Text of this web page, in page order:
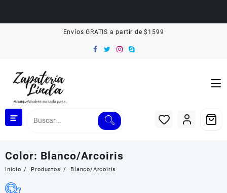
Envíos GRATIS a partir de $1599
Color: Blanco/Arcoiris
Inicio Productos Blanco/Arcoiris